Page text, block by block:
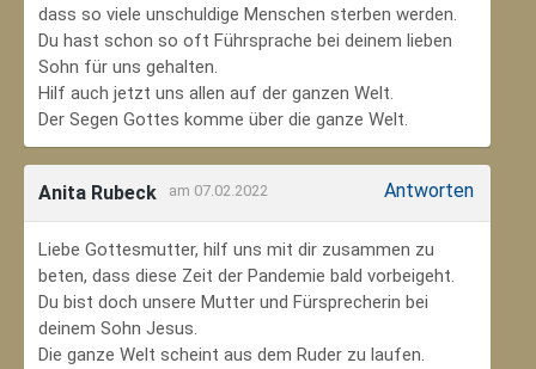
dass so viele unschuldige Menschen sterben werden.
Du hast schon so oft Führsprache bei deinem lieben
Sohn für uns gehalten.
Hilf auch jetzt uns allen auf der ganzen Welt.
Der Segen Gottes komme über die ganze Welt.
Anita Rubeck am 07.02.2022 Antworten
Liebe Gottesmutter, hilf uns mit dir zusammen zu
beten, dass diese Zeit der Pandemie bald vorbeigeht.
Du bist doch unsere Mutter und Fürsprecherin bei
deinem Sohn Jesus.
Die ganze Welt scheint aus dem Ruder zu laufen.